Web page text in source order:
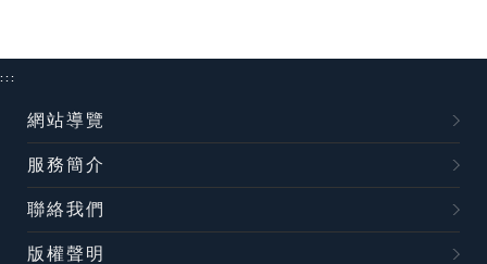
:::
網站導覽
服務簡介
聯絡我們
版權聲明